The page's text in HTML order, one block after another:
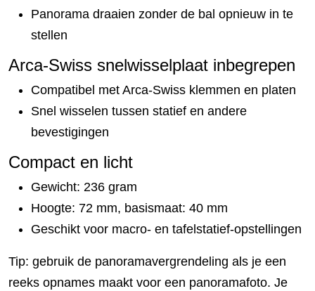
Panorama draaien zonder de bal opnieuw in te
stellen
Arca-Swiss snelwisselplaat inbegrepen
Compatibel met Arca-Swiss klemmen en platen
Snel wisselen tussen statief en andere
bevestigingen
Compact en licht
Gewicht: 236 gram
Hoogte: 72 mm, basismaat: 40 mm
Geschikt voor macro- en tafelstatief-opstellingen
Tip: gebruik de panoramavergrendeling als je een
reeks opnames maakt voor een panoramafoto. Je